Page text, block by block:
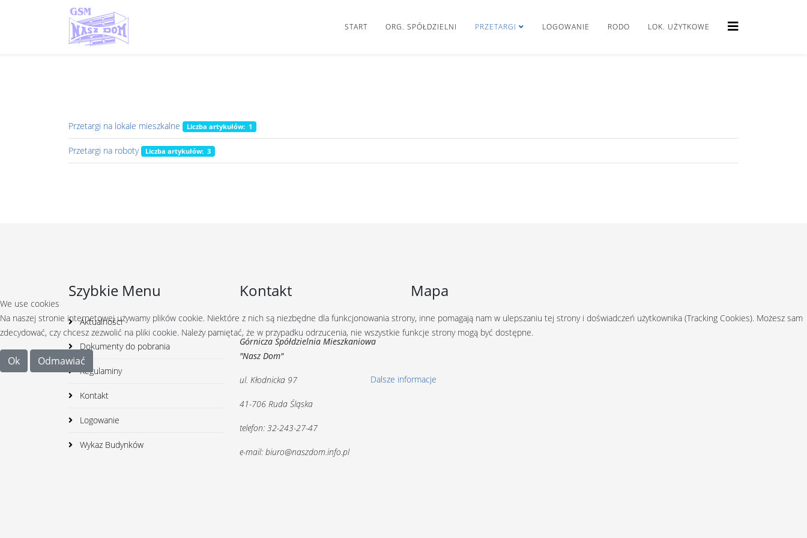
START ORG. SPÓŁDZIELNI PRZETARGI LOGOWANIE RODO LOK. UŻYTKOWE
Przetargi na lokale mieszkalne Liczba artykułów: 1
Przetargi na roboty Liczba artykułów: 3
Szybkie Menu
Aktualności
Dokumenty do pobrania
Regulaminy
Kontakt
Logowanie
Wykaz Budynków
Kontakt
Górnicza Spółdzielnia Mieszkaniowa
"Nasz Dom"
ul. Kłodnicka 97
41-706 Ruda Śląska
telefon: 32-243-27-47
e-mail: biuro@naszdom.info.pl
Mapa
We use cookies
Na naszej stronie internetowej używamy plików cookie. Niektóre z nich są niezbędne dla funkcjonowania strony, inne pomagają nam w ulepszaniu tej strony i doświadczeń użytkownika (Tracking Cookies). Możesz sam
zdecydować, czy chcesz zezwolić na pliki cookie. Należy pamiętać, że w przypadku odrzucenia, nie wszystkie funkcje strony mogą być dostępne.
Ok Odmawiać
Dalsze informacje